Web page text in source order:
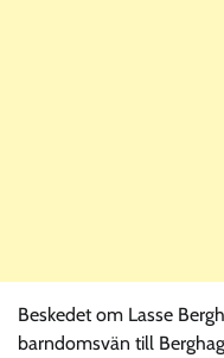
Beskedet om Lasse
barndomsvän till